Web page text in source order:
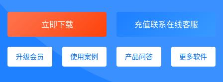
立即下载 充值联系在线客服
升级会员 使用案例 产品问答 更多软件